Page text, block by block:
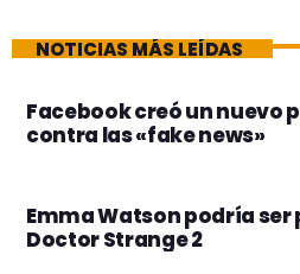
NOTICIAS MÁS LEÍDAS
Facebook creó un nuevo
contra las «fake news»
Emma Watson podría ser
Doctor Strange 2